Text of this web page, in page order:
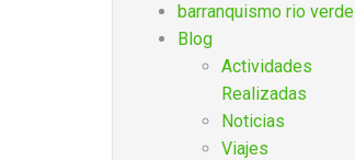
barranquismo rio verde
Blog
Actividades
Realizadas
Noticias
Viajes